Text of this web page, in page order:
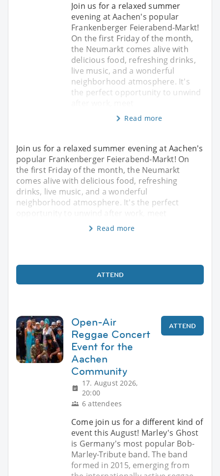
Join us for a relaxed summer
evening at Aachen's popular
Frankenberger Feierabend-Markt!
On the first Friday of the month,
the Neumarkt comes alive with
delicious food, refreshing drinks,
live music, and a wonderful
neighborhood atmosphere. It's
the perfect opportunity to unwind
Read more
Join us for a relaxed summer evening at Aachen's
popular Frankenberger Feierabend-Markt! On
the first Friday of the month, the Neumarkt
comes alive with delicious food, refreshing
drinks, live music, and a wonderful
neighborhood atmosphere. It's the perfect
opportunity to unwind after work, meet
Read more
ATTEND
Open-Air
Reggae Concert
Event for the
Aachen
Community
17. August 2026,
20:00
6 attendees
ATTEND
Come join us for a different kind of
event this August! Marley's Ghost
is Germany's most popular Bob-
Marley-Tribute band. The band
formed in 2015, emerging from